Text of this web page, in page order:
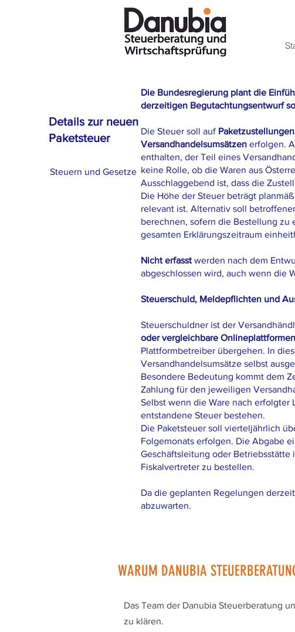
Details zur neuen
Paketsteuer
Steuern und Gesetze
Die Bundesregierung plant die
derzeitigen Begutachtungsentwurf
Die Steuer soll auf
Versandhandelsumsätzen erfolgen.
enthalten, der Teil eines
keine Rolle, ob die Waren aus
Ausschlaggebend ist, dass die
Die Höhe der Steuer beträgt
relevant ist. Alternativ soll
berechnen, sofern die Bestellung
gesamten Erklärungszeitraum
Nicht erfasst werden nach dem
abgeschlossen wird, auch wenn die
Steuerschuld, Meldepflichten und
Steuerschuldner ist der
oder vergleichbare Onlineplattformen
Plattformbetreiber übergehen. In
Versandhandelsumsätze selbst
Besondere Bedeutung kommt dem
Zahlung für den jeweiligen
Selbst wenn die Ware nach
entstandene Steuer bestehen.
Die Paketsteuer soll vierteljährlich
Folgemonats erfolgen. Die Abgabe
Geschäftsleitung oder Betriebsstätte
Fiskalvertreter zu bestellen.
Da die geplanten Regelungen
abzuwarten.
WARUM DANUBIA
Das Team der Danubia Steuerberatung
zu klären.